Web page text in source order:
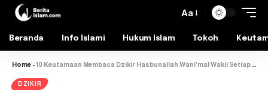
Aa
Beranda Info Islami Hukum Islam Tokoh
Home -10 Keutamaan Membaca Dzikir Hasbunallah Wani’mal Wakil Setiap Hari
DZIKIR